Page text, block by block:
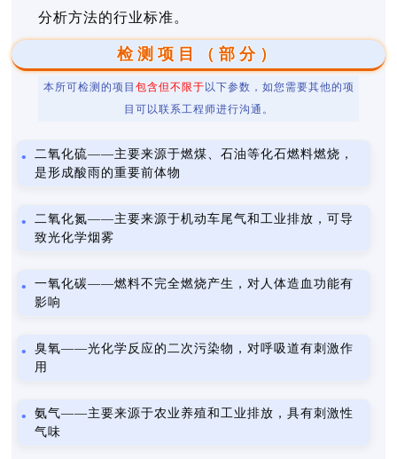
分析方法的行业标准。
检测项目（部分）
本所可检测的项目 包含但不限于 以下参数，如您需要其他的项
目可以联系工程师进行沟通。
二氧化硫——主要来源于燃煤、石油等化石燃料燃烧，
是形成酸雨的重要前体物
二氧化氮——主要来源于机动车尾气和工业排放，可导
致光化学烟雾
一氧化碳——燃料不完全燃烧产生，对人体造血功能有
影响
臭氧——光化学反应的二次污染物，对呼吸道有刺激作
用
氨气——主要来源于农业养殖和工业排放，具有刺激性
气味